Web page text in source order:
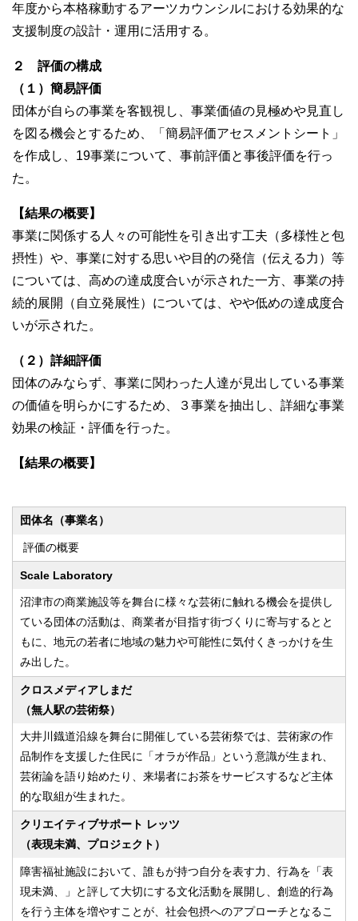
年度から本格稼動するアーツカウンシルにおける効果的な
支援制度の設計・運用に活用する。
２ 評価の構成
（１）簡易評価
団体が自らの事業を客観視し、事業価値の見極めや見直し
を図る機会とするため、「簡易評価アセスメントシート」
を作成し、19事業について、事前評価と事後評価を行っ
た。
【結果の概要】
事業に関係する人々の可能性を引き出す工夫（多様性と包
摂性）や、事業に対する思いや目的の発信（伝える力）等
については、高めの達成度合いが示された一方、事業の持
続的展開（自立発展性）については、やや低めの達成度合
いが示された。
（２）詳細評価
団体のみならず、事業に関わった人達が見出している事業
の価値を明らかにするため、３事業を抽出し、詳細な事業
効果の検証・評価を行った。
【結果の概要】
団体名（事業名）
評価の概要
Scale Laboratory
沼津市の商業施設等を舞台に様々な芸術に触れる機会を提供し
ている団体の活動は、商業者が目指す街づくりに寄与するとと
もに、地元の若者に地域の魅力や可能性に気付くきっかけを生
み出した。
クロスメディアしまだ
（無人駅の芸術祭）
大井川鐡道沿線を舞台に開催している芸術祭では、芸術家の作
品制作を支援した住民に「オラが作品」という意識が生まれ、
芸術論を語り始めたり、来場者にお茶をサービスするなど主体
的な取組が生まれた。
クリエイティブサポート レッツ
（表現未満、プロジェクト）
障害福祉施設において、誰もが持つ自分を表す力、行為を「表
現未満、」と評して大切にする文化活動を展開し、創造的行為
を行う主体を増やすことが、社会包摂へのアプローチとなるこ